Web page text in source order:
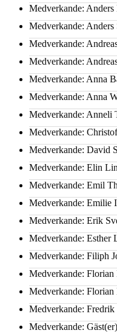
Medverkande: Anders
Medverkande: Anders
Medverkande:
Medverkande:
Medverkande: Anna
Medverkande: Anna
Medverkande: Anneli
Medverkande:
Medverkande: David
Medverkande: Elin
Medverkande: Emil
Medverkande: Emilie
Medverkande: Erik
Medverkande: Esther
Medverkande: Filiph
Medverkande: Florian
Medverkande:
Medverkande: Fredrik
Medverkande: Gäst(er)